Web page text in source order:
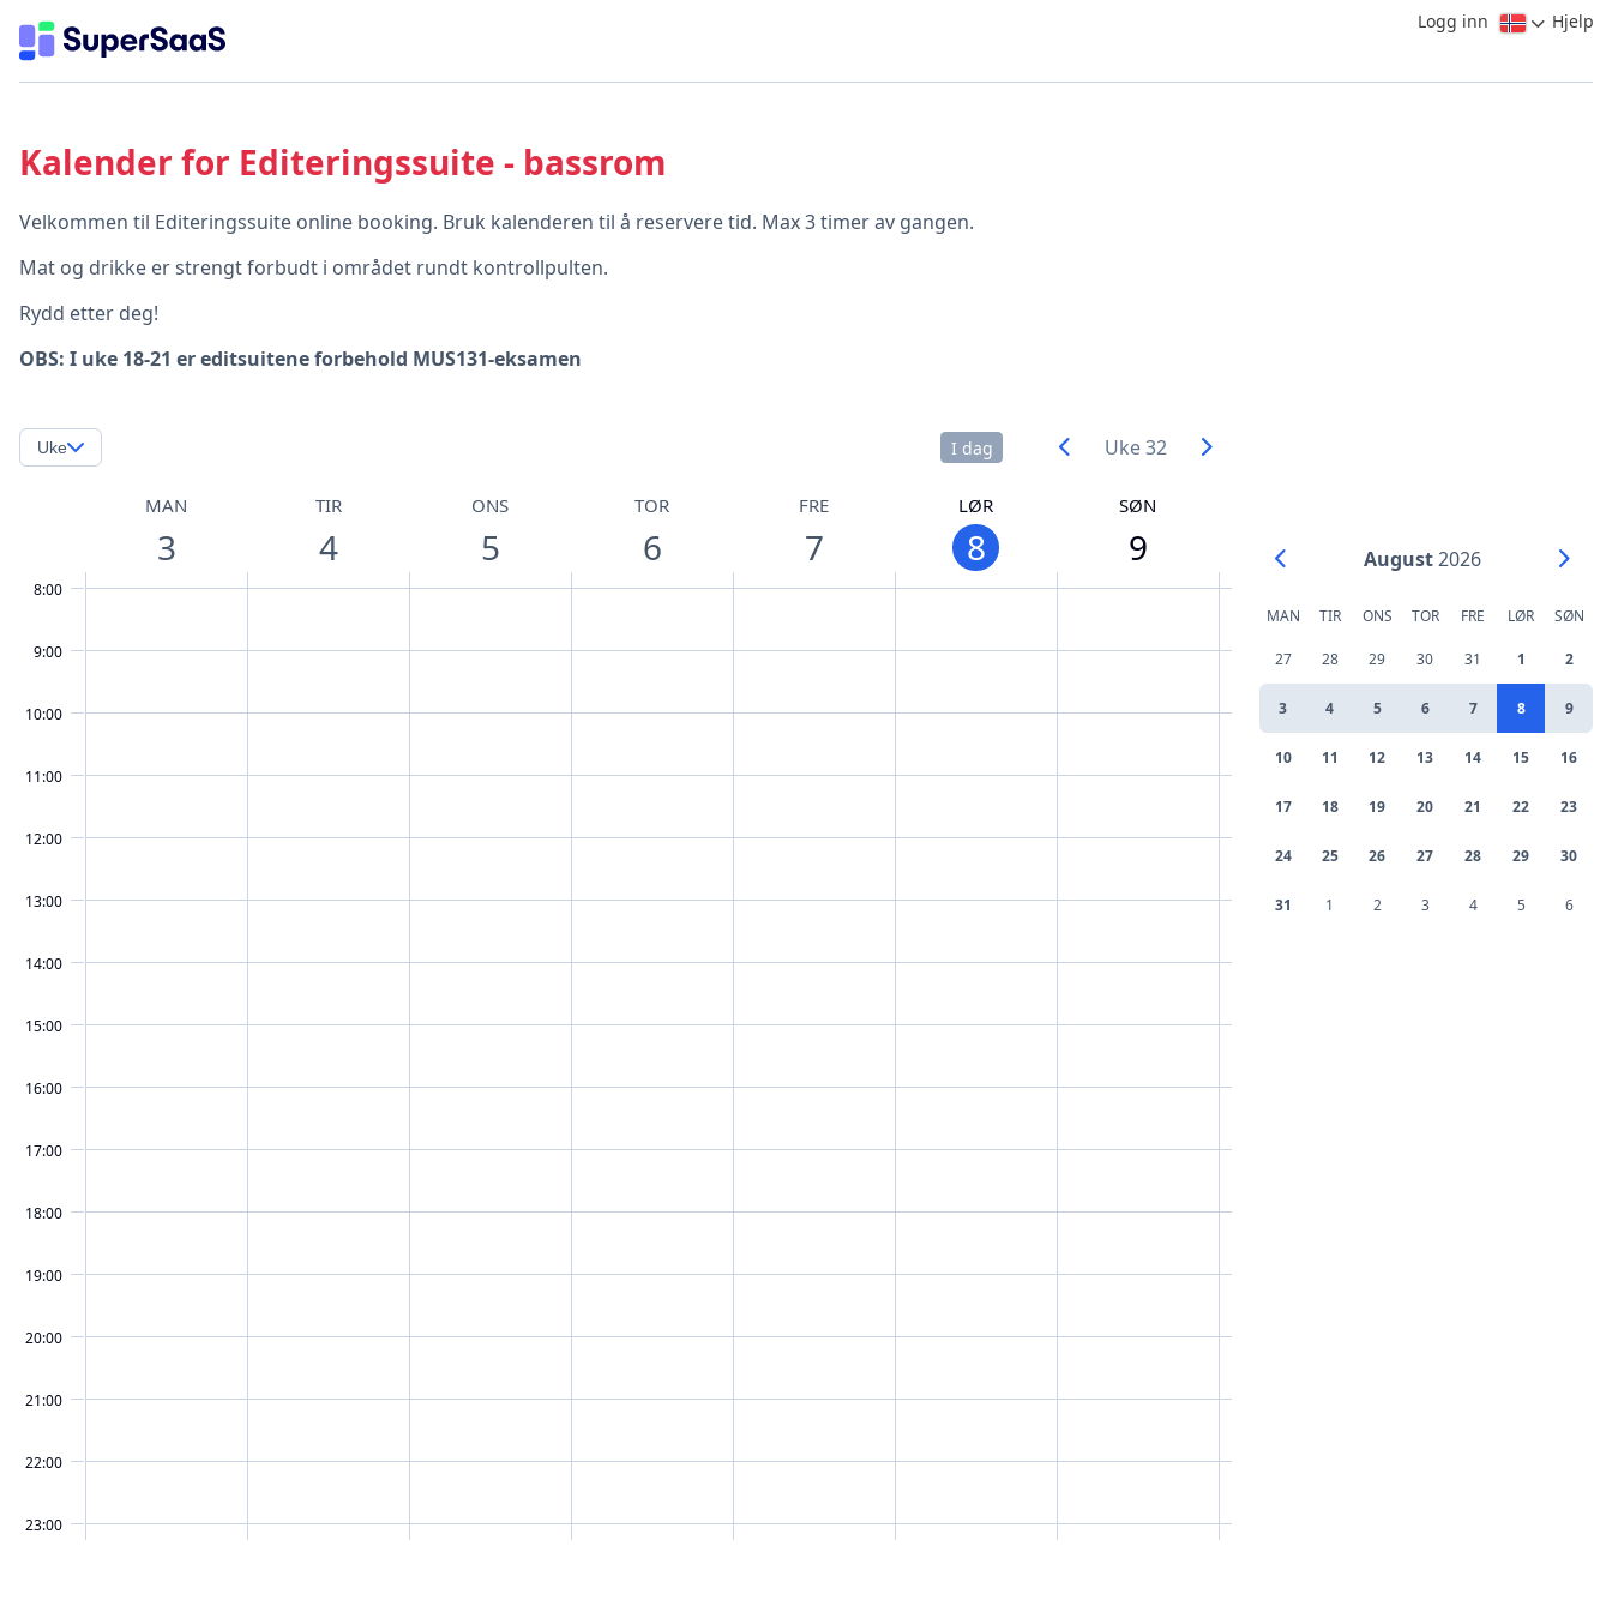
Logg inn Hjelp
Kalender for Editeringssuite - bassrom
Velkommen til Editeringssuite online booking. Bruk kalenderen til å reservere tid. Max 3 timer av gangen.
Mat og drikke er strengt forbudt i området rundt kontrollpulten.
Rydd etter deg!
OBS: I uke 18-21 er editsuitene forbehold MUS131-eksamen
August2026
MAN TIR ONS TOR FRE LØR SØN
27 28 29 30 31 1 2
3 4 5 6 7 8 9
10 11 12 13 14 15 16
17 18 19 20 21 22 23
24 25 26 27 28 29 30
31 1 2 3 4 5 6
Uke 32
I dag
Uke
MAN
3
TIR
4
ONS
5
TOR
6
FRE
7
LØR
8
SØN
9
8:00
9:00
10:00
11:00
12:00
13:00
14:00
15:00
16:00
17:00
18:00
19:00
20:00
21:00
22:00
23:00